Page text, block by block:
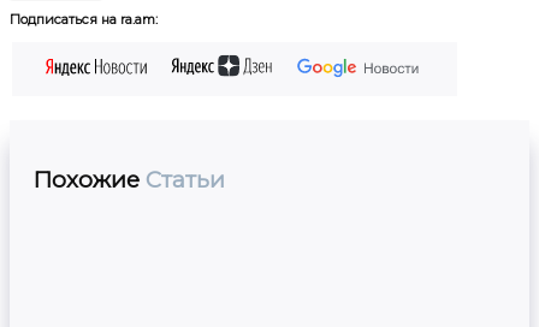
Подписаться на ra.am:
Похожие Статьи